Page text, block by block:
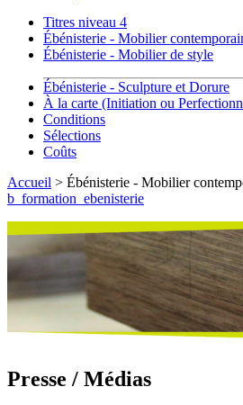
Titres niveau 4
Ébénisterie - Mobilier
Ébénisterie - Mobilier de style
Ébénisterie - Sculpture et Dorure
À la carte (Initiation ou
Conditions
Sélections
Coûts
Accueil > Ébénisterie - Mobilier
b_formation_ebenisterie
Presse / Médias